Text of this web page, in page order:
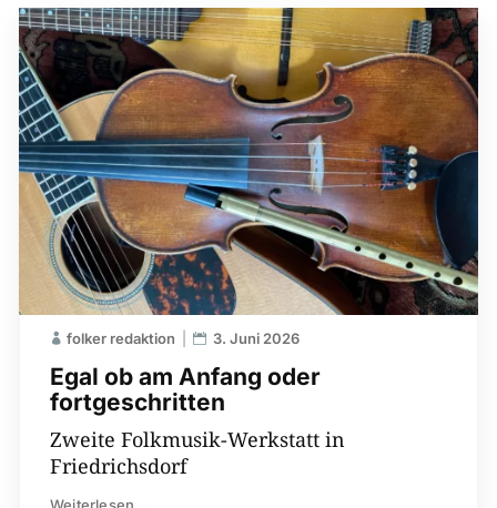
Egal ob am Anfang oder
fortgeschritten
folker redaktion 3. Juni 2026
Zweite Folkmusik-Werkstatt in
Friedrichsdorf
Weiterlesen...